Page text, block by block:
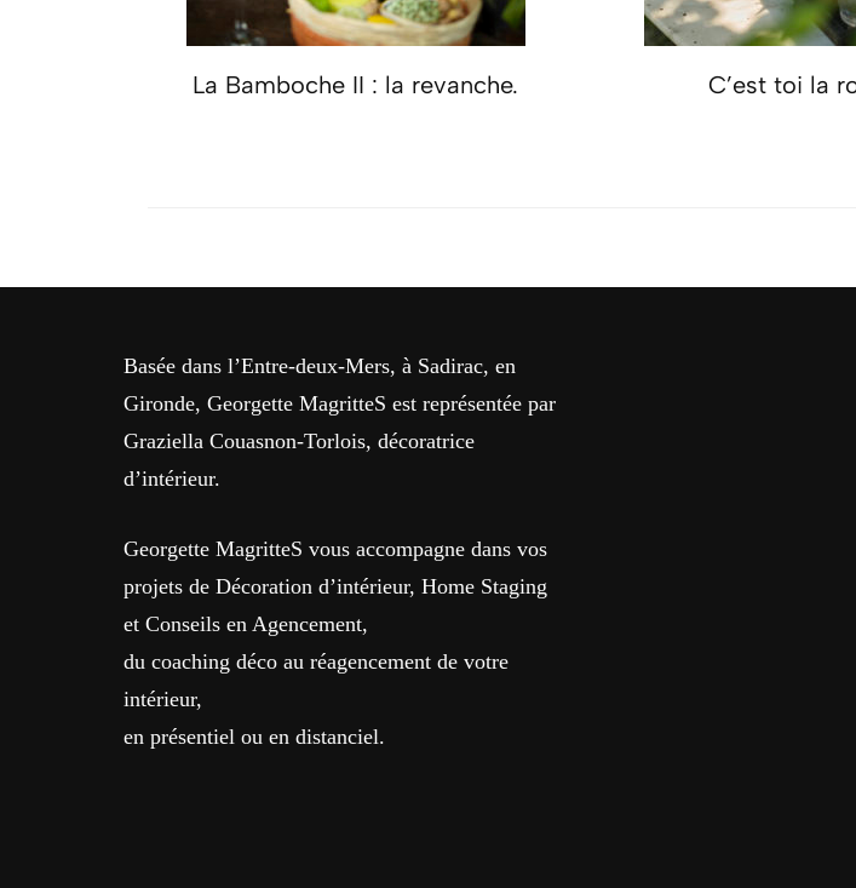
La Bamboche II : la revanche. C’est toi la
Basée dans l’Entre-deux-Mers, à Sadirac, en
Gironde, Georgette MagritteS est représentée par
Graziella Couasnon-Torlois, décoratrice
d’intérieur.
Georgette MagritteS vous accompagne dans vos
projets de Décoration d’intérieur, Home Staging
et Conseils en Agencement,
du coaching déco au réagencement de votre
intérieur,
en présentiel ou en distanciel.